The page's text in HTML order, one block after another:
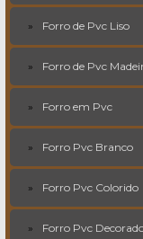
Forro de Pvc Liso
Forro de Pvc
Forro em Pvc
Forro Pvc Branco
Forro Pvc Colorido
Forro Pvc